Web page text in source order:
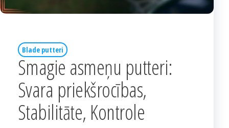
Blade putteri
Smagie asmeņu putteri:
Svara priekšrocības,
Stabilitāte, Kontrole